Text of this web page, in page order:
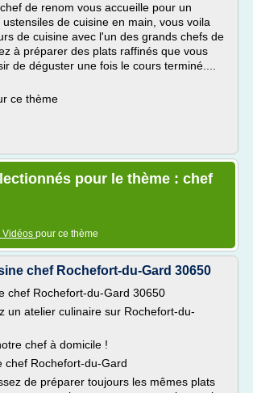
de renom vous accueille pour un
de cuisine en main, vous voila
de cuisine avec l'un des grands chefs de
à préparer des plats raffinés que vous
de déguster une fois le cours terminé....
ce thème
pour le thème : chef
Vidéos pour ce thème
chef Rochefort-du-Gard 30650
chef Rochefort-du-Gard 30650
un atelier culinaire sur Rochefort-du-
chef à domicile !
chef Rochefort-du-Gard
de préparer toujours les mêmes plats